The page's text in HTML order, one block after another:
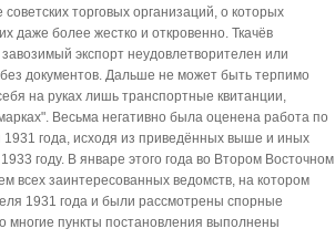
торговых организаций, о которых
даже более жестко и откровенно. Ткачёв
экспорт неудовлетворителен или
документов. Дальше не может быть терпимо
на руках лишь транспортные квитанции,
Весьма негативно была оценена работа по
года, исходя из приведённых выше и иных
году. В январе этого года во Втором Восточном
всех заинтересованных ведомств, на котором
1931 года и были рассмотрены спорные
многие пункты постановления выполнены